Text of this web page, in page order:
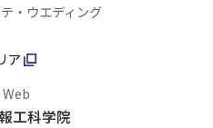
・ウエディング
ア
工科学院